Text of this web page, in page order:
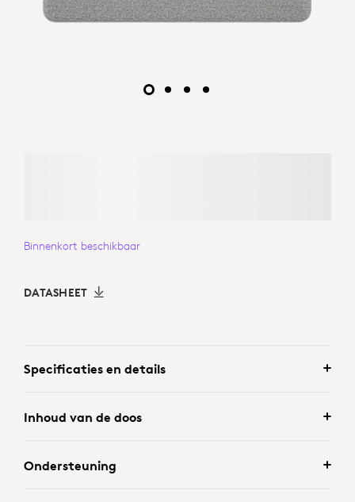
Binnenkort beschikbaar
DATASHEET
Specificaties en details
Inhoud van de doos
Ondersteuning